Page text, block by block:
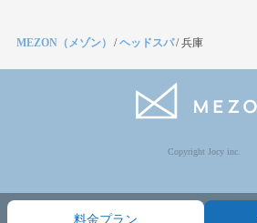
料金プラン
MEZON（メゾン） /ヘッドスパ/兵庫
Copyright Jocy inc.